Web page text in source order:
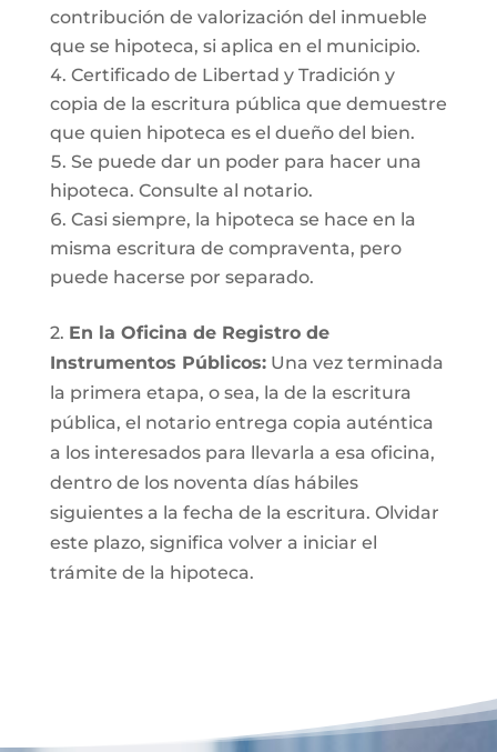
contribución de valorización del inmueble
que se hipoteca, si aplica en el municipio.
Certificado de Libertad y Tradición y
copia de la escritura pública que demuestre
que quien hipoteca es el dueño del bien.
Se puede dar un poder para hacer una
hipoteca. Consulte al notario.
Casi siempre, la hipoteca se hace en la
misma escritura de compraventa, pero
puede hacerse por separado.
2. En la Oficina de Registro de
Instrumentos Públicos:Una vez terminada
la primera etapa, o sea, la de la escritura
pública, el notario entrega copia auténtica
a los interesados para llevarla a esa oficina,
dentro de los noventa días hábiles
siguientes a la fecha de la escritura. Olvidar
este plazo, significa volver a iniciar el
trámite de la hipoteca.